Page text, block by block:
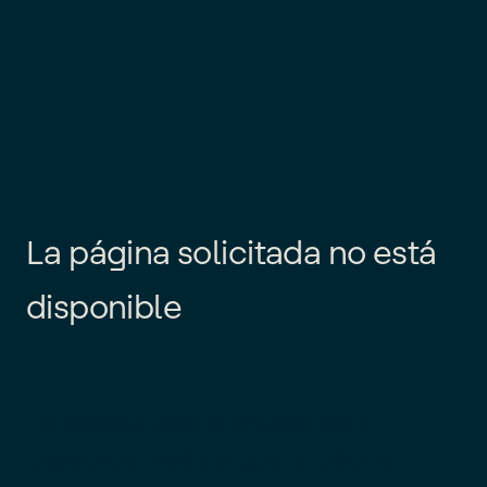
La página solicitada no está
disponible